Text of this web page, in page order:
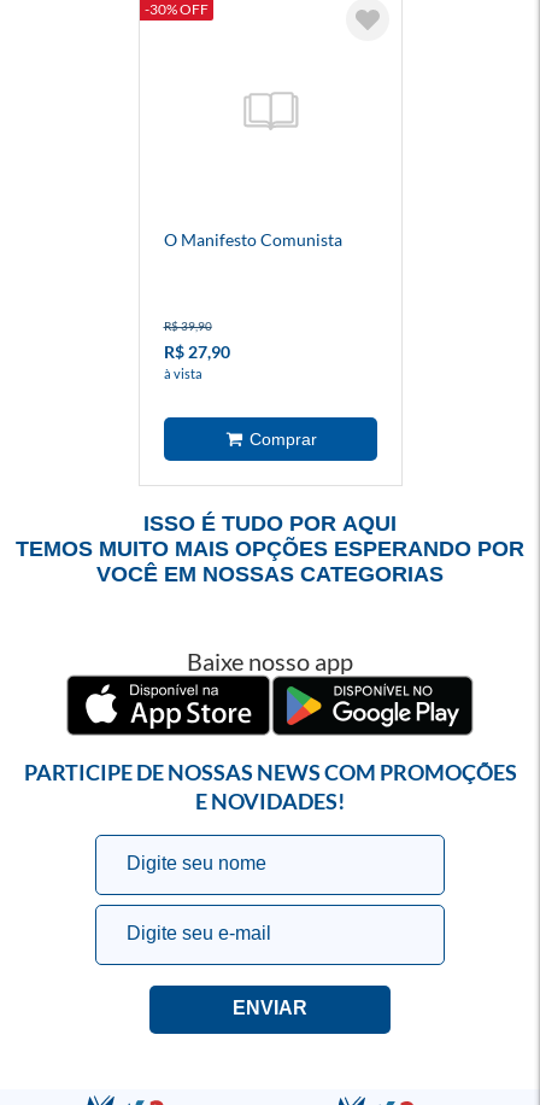
-30% OFF
O Manifesto Comunista
R$ 39,90
R$ 27,90
à vista
ISSO É TUDO POR AQUI
TEMOS MUITO MAIS OPÇÕES ESPERANDO POR
VOCÊ EM NOSSAS CATEGORIAS
Baixe nosso app
PARTICIPE DE NOSSAS NEWS COM PROMOÇÕES
E NOVIDADES!